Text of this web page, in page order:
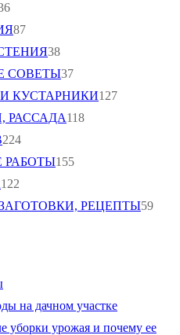
87
38
СОВЕТЫ37
КУСТАРНИКИ127
РАССАДА118
224
РАБОТЫ155
122
РЕЦЕПТЫ59
на дачном участке
уборки урожая и почему ее